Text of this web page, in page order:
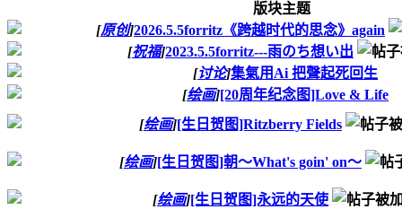
版块主题
[原创]2026.5.5forritz《跨越时代的思念》again
[祝福]2023.5.5forritz---雨のち想い出
[讨论]集氣用Ai 把聲起死回生
[绘画][20周年纪念图]Love & Life
[绘画][生日贺图]Ritzberry Fields
[绘画][生日贺图]朝～What's goin' on～
[绘画][生日贺图]永远的天使